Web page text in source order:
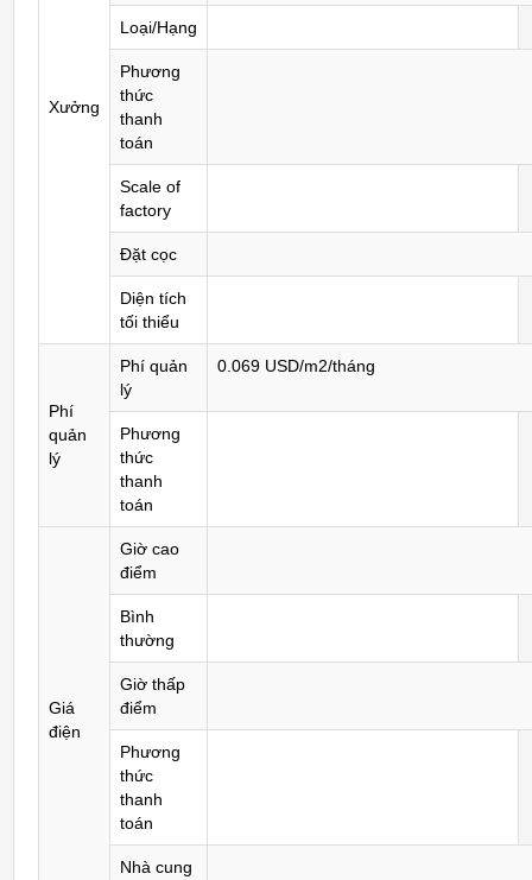
Xưởng
Loại/Hạng
Phương
thức
thanh
toán
Scale of
factory
Đặt cọc
Diện tích
tối thiểu
Phí
quản
lý
Phí quản
lý
0.069 USD/m2/tháng
Phương
thức
thanh
toán
Giá
điện
Giờ cao
điểm
Bình
thường
Giờ thấp
điểm
Phương
thức
thanh
toán
Nhà cung